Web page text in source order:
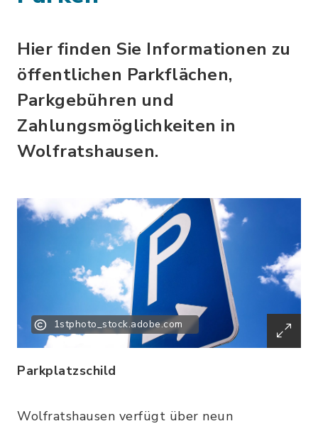
Hier finden Sie Informationen zu
öffentlichen Parkflächen,
Parkgebühren und
Zahlungsmöglichkeiten in
Wolfratshausen.
1stphoto_stock.adobe.com
Parkplatzschild
Wolfratshausen verfügt über neun